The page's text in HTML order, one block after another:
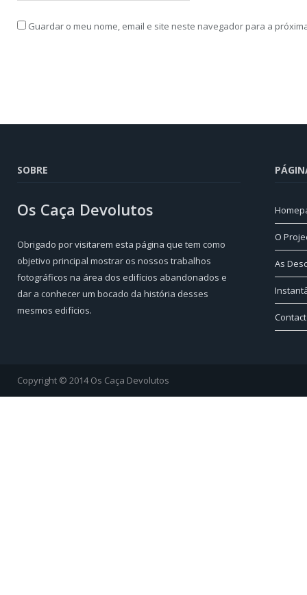
Guardar o meu nome, email e site neste navegador para a
SOBRE
Os Caça Devolutos
Obrigado por visitarem esta página que tem como
objetivo principal mostrar os nossos trabalhos
fotográficos na área dos edifícios abandonados e
dar a conhecer um bocado da história desses
mesmos edifícios.
O
As
Copyright © 2014 Os Caça Devolutos